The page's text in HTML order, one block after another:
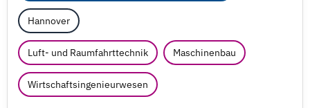
Hannover
Luft- und Raumfahrttechnik Maschinenbau
Wirtschaftsingenieurwesen